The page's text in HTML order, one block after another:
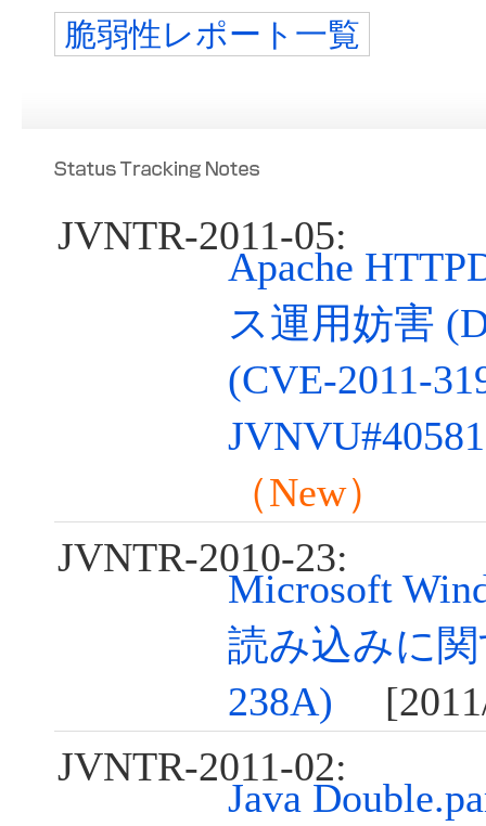
脆弱性レポート一覧
JVNTR-2011-05:
Apache
ス運用妨害
(CVE-2011-
（New）
JVNTR-2010-23:
Microsoft
読み込みに
238A)
JVNTR-2011-02:
Java